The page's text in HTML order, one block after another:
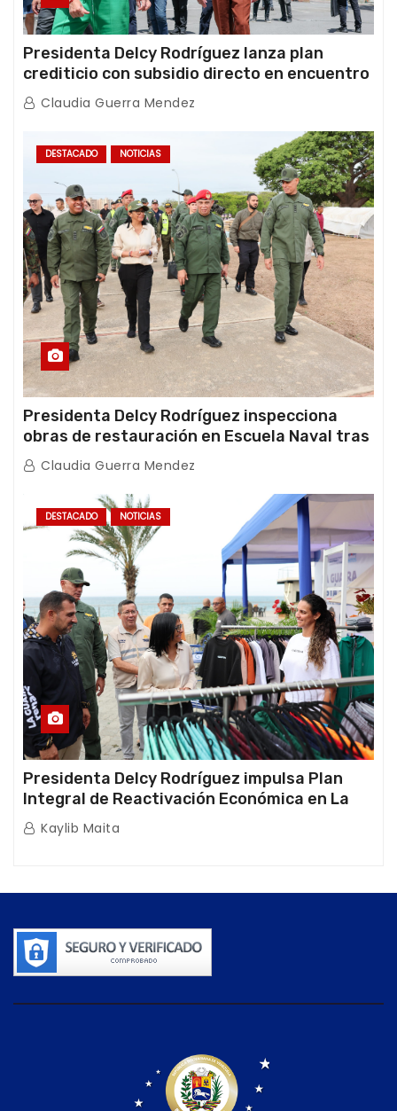
Presidenta Delcy Rodríguez lanza plan
crediticio con subsidio directo en encuentro
con Juntas de Condominio
Claudia Guerra Mendez
DESTACADO NOTICIAS
Presidenta Delcy Rodríguez inspecciona
obras de restauración en Escuela Naval tras
afectaciones sísmicas en La Guaira
Claudia Guerra Mendez
DESTACADO NOTICIAS
Presidenta Delcy Rodríguez impulsa Plan
Integral de Reactivación Económica en La
Guaira
Kaylib Maita